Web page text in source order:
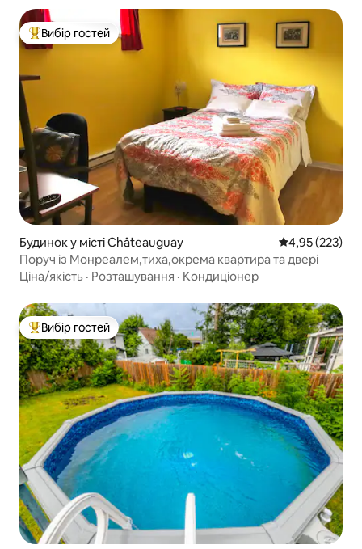
Топ вибір гостей
Вибір гостей
Будинок у місті Châteauguay Середня
4,95 (223)
Поруч із Монреалем,тиха,окрема квартира та двері
Ціна/якість · Розташування · Кондиціонер
Топ вибір гостей
Вибір гостей